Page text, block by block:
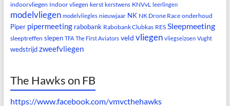
indoorvliegen Indoor vliegen kerst kerstwens KNVvL leerlingen
modelvliegen modelvliegles nieuwjaar NK NK Drone Race onderhoud
Piper pipermeeting rabobank Rabobank Clubkas RES Sleepmeeting
sleeptreffen slepen TFA The First Aviators veld vliegen vliegseizoen Vught
wedstrijd zweefvliegen
The Hawks on FB
https://www.facebook.com/vmvcthehawks